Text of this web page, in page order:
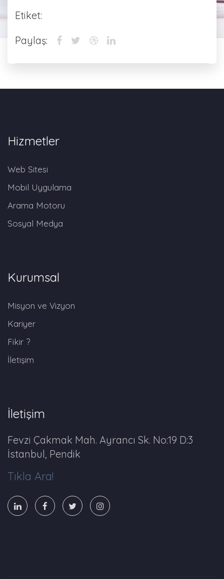
Etiket:
Paylaş:
Hizmetler
Web Sitesi
Mobil Uygulama
Arama Motoru
Sosyal Medya
Kurumsal
Misyon ve Vizyon
Kariyer
Fikir ?
İletişim
İletişim
Fevzi Çakmak Mah. Ayrancı Sk. No:19 D:3
İstanbul, Pendik
Tıkla Ara!